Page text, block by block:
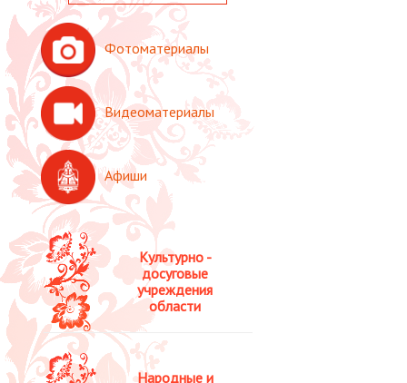
Культурно -
досуговые
учреждения
области
Народные и
Фотоматериалы
Видеоматериалы
Афиши